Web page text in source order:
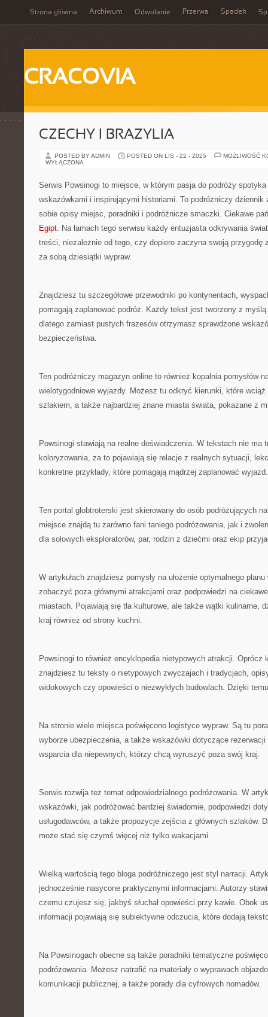
Strona główna Archiwum Odwołanie Przerwa Spadek
CRACOVIA
CZECHY I BRAZYLIA
POSTED BY ADMIN POSTED ON LIS - 22 - 2025
MOŻLIWOŚĆ
WYŁĄCZONA
Serwis Powsinogi to miejsce, w którym pasja do podróży
wskazówkami i inspirującymi historiami. To podróżniczy dziennik
sobie opisy miejsc, poradniki i podróżnicze smaczki. Ciekawe
Egipt. Na łamach tego serwisu każdy entuzjasta odkrywania
treści, niezależnie od tego, czy dopiero zaczyna swoją przygodę
za sobą dziesiątki wypraw.
Znajdziesz tu szczegółowe przewodniki po kontynentach,
pomagają zaplanować podróż. Każdy tekst jest tworzony z
dlatego zamiast pustych frazesów otrzymasz sprawdzone
bezpieczeństwa.
Ten podróżniczy magazyn online to również kopalnia pomysłów
wielotygodniowe wyjazdy. Możesz tu odkryć kierunki, które wciąż
szlakiem, a także najbardziej znane miasta świata, pokazane z
Powsinogi stawiają na realne doświadczenia. W tekstach nie ma
koloryzowania, za to pojawiają się relacje z realnych sytuacji,
konkretne przykłady, które pomagają mądrzej zaplanować wyjazd.
Ten portal globtroterski jest skierowany do osób podróżujących
miejsce znajdą tu zarówno fani taniego podróżowania, jak i
dla solowych eksploratorów, par, rodzin z dziećmi oraz ekip
W artykułach znajdziesz pomysły na ułożenie optymalnego
zobaczyć poza głównymi atrakcjami oraz podpowiedzi na
miastach. Pojawiają się tła kulturowe, ale także wątki kulinarne,
kraj również od strony kuchni.
Powsinogi to również encyklopedia nietypowych atrakcji. Oprócz
znajdziesz tu teksty o nietypowych zwyczajach i tradycjach,
widokowych czy opowieści o niezwykłych budowlach. Dzięki
Na stronie wiele miejsca poświęcono logistyce wypraw. Są tu
wyborze ubezpieczenia, a także wskazówki dotyczące rezerwacji
wsparcia dla niepewnych, którzy chcą wyruszyć poza swój kraj.
Serwis rozwija też temat odpowiedzialnego podróżowania. W
wskazówki, jak podróżować bardziej świadomie, podpowiedzi
usługodawców, a także propozycje zejścia z głównych szlaków.
może stać się czymś więcej niż tylko wakacjami.
Wielką wartością tego bloga podróżniczego jest styl narracji.
jednocześnie nasycone praktycznymi informacjami. Autorzy
czemu czujesz się, jakbyś słuchał opowieści przy kawie. Obok
informacji pojawiają się subiektywne odczucia, które dodają
Na Powsinogach obecne są także poradniki tematyczne
podróżowania. Możesz natrafić na materiały o wyprawach
komunikacji publicznej, a także porady dla cyfrowych nomadów.